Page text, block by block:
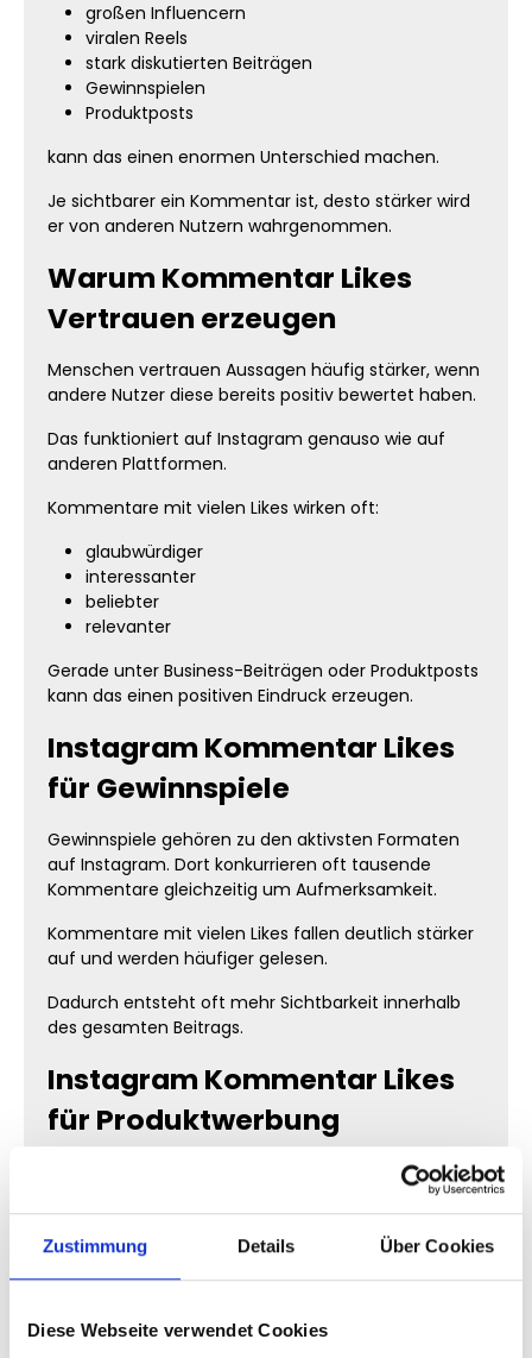
Zustimmung Details Über Cookies
Diese Webseite verwendet Cookies
großen Influencern
viralen Reels
stark diskutierten Beiträgen
Gewinnspielen
Produktposts
kann das einen enormen Unterschied machen.
Je sichtbarer ein Kommentar ist, desto stärker wird
er von anderen Nutzern wahrgenommen.
Warum Kommentar Likes
Vertrauen erzeugen
Menschen vertrauen Aussagen häufig stärker, wenn
andere Nutzer diese bereits positiv bewertet haben.
Das funktioniert auf Instagram genauso wie auf
anderen Plattformen.
Kommentare mit vielen Likes wirken oft:
glaubwürdiger
interessanter
beliebter
relevanter
Gerade unter Business-Beiträgen oder Produktposts
kann das einen positiven Eindruck erzeugen.
Instagram Kommentar Likes
für Gewinnspiele
Gewinnspiele gehören zu den aktivsten Formaten
auf Instagram. Dort konkurrieren oft tausende
Kommentare gleichzeitig um Aufmerksamkeit.
Kommentare mit vielen Likes fallen deutlich stärker
auf und werden häufiger gelesen.
Dadurch entsteht oft mehr Sichtbarkeit innerhalb
des gesamten Beitrags.
Instagram Kommentar Likes
für Produktwerbung
Viele Unternehmen nutzen Kommentare aktiv für
Wenn bestimmte Kommentare sichtbar mehr Likes
Das kann besonders hilfreich sein bei: